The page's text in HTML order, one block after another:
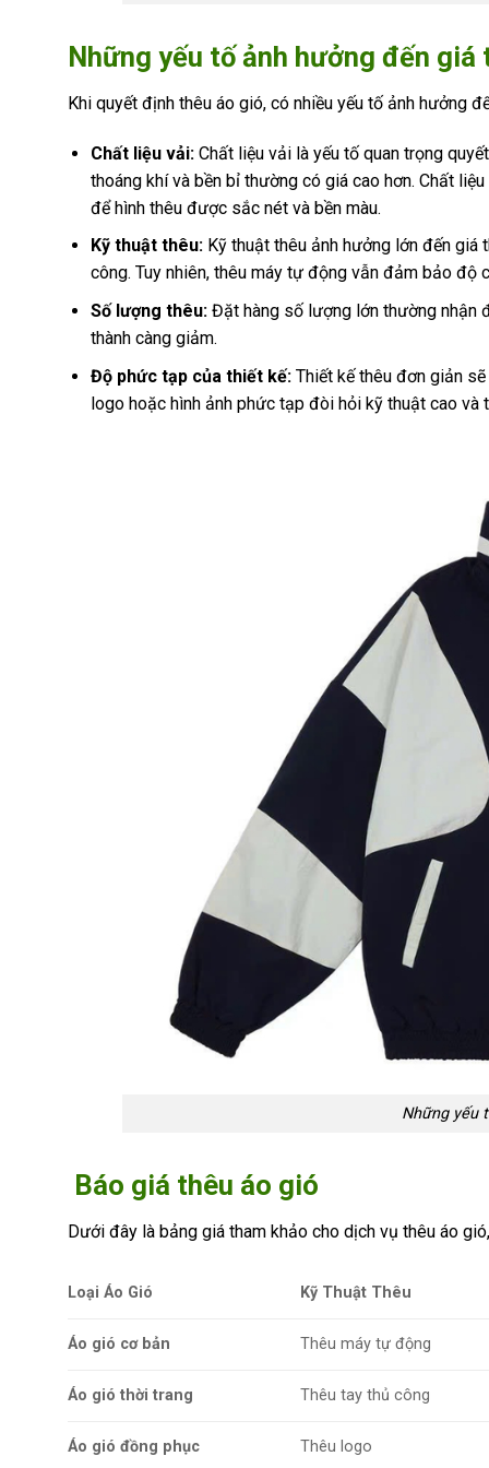
Những yếu tố ảnh hưởng đến
Khi quyết định thêu áo gió, có nhiều yếu tố ảnh hưởng
Chất liệu vải:Chất liệu vải là yếu tố quan trọng
thoáng khí và bền bỉ thường có giá cao hơn. Chất
để hình thêu được sắc nét và bền màu.
Kỹ thuật thêu:Kỹ thuật thêu ảnh hưởng lớn đến giá
công. Tuy nhiên, thêu máy tự động vẫn đảm bảo độ
Số lượng thêu:Đặt hàng số lượng lớn thường nhận
thành càng giảm.
Độ phức tạp của thiết kế: Thiết kế thêu đơn giản
logo hoặc hình ảnh phức tạp đòi hỏi kỹ thuật cao và
Những yếu
Báo giá thêu áo gió
Dưới đây là bảng giá tham khảo cho dịch vụ thêu áo
Loại Áo Gió Kỹ Thuật Thêu
Áo gió cơ bản Thêu máy tự động
Áo gió thời trang Thêu tay thủ công
Áo gió đồng phục Thêu logo